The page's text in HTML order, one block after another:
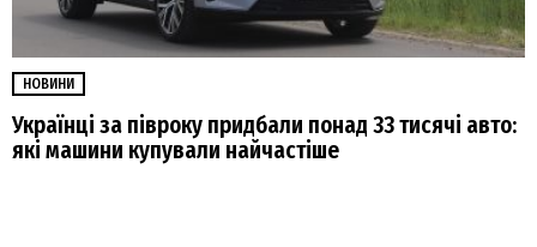
НОВИНИ
Українці за півроку придбали понад 33 тисячі авто:
які машини купували найчастіше